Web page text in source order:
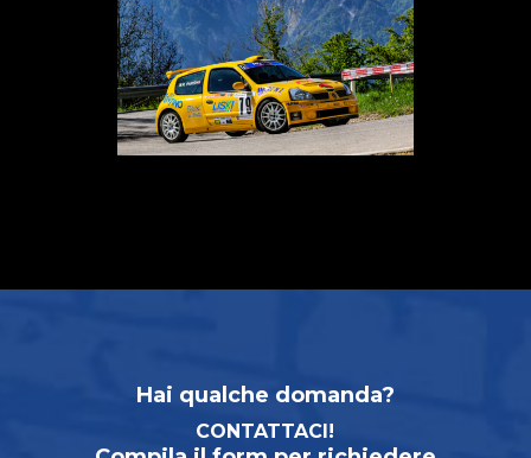
Hai qualche domanda?
CONTATTACI!